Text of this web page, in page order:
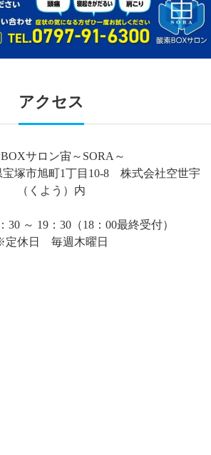
アクセス
サロン宙～SORA～
塚市旭町1丁目10-8 株式会社空世宇
（くよう）内
～ 19：30（18：00最終受付）
定休日 毎週木曜日